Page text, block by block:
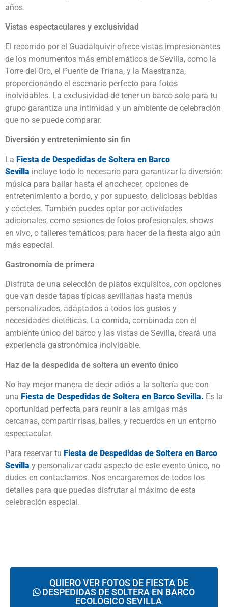
años.
Vistas espectaculares y exclusividad
El recorrido por el Guadalquivir ofrece vistas impresionantes
de los monumentos más emblemáticos de Sevilla, como la
Torre del Oro, el Puente de Triana, y la Maestranza,
proporcionando el escenario perfecto para fotos
inolvidables. La exclusividad de tener un barco solo para tu
grupo garantiza una intimidad y un ambiente de celebración
que no se puede comparar.
Diversión y entretenimiento sin fin
La Fiesta de Despedidas de Soltera en Barco
Sevilla incluye todo lo necesario para garantizar la diversión:
música para bailar hasta el anochecer, opciones de
entretenimiento a bordo, y por supuesto, deliciosas bebidas
y cócteles. También puedes optar por actividades
adicionales, como sesiones de fotos profesionales, shows
en vivo, o talleres temáticos, para hacer de la fiesta algo aún
más especial.
Gastronomía de primera
Disfruta de una selección de platos exquisitos, con opciones
que van desde tapas típicas sevillanas hasta menús
personalizados, adaptados a todos los gustos y
necesidades dietéticas. La comida, combinada con el
ambiente único del barco y las vistas de Sevilla, creará una
experiencia gastronómica inolvidable.
Haz de la despedida de soltera un evento único
No hay mejor manera de decir adiós a la soltería que con
una Fiesta de Despedidas de Soltera en Barco Sevilla. Es la
oportunidad perfecta para reunir a las amigas más
cercanas, compartir risas, bailes, y recuerdos en un entorno
espectacular.
Para reservar tu Fiesta de Despedidas de Soltera en Barco
Sevilla y personalizar cada aspecto de este evento único, no
dudes en contactarnos. Nos encargaremos de todos los
detalles para que puedas disfrutar al máximo de esta
celebración especial.
QUIERO VER FOTOS DE FIESTA DE
DESPEDIDAS DE SOLTERA EN BARCO
ECOLÓGICO SEVILLA